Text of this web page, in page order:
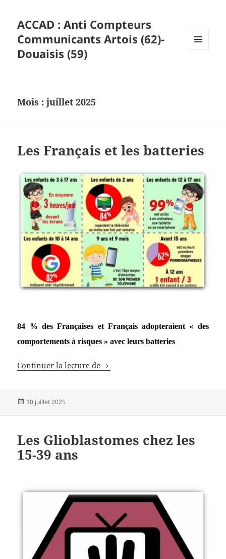
ACCAD : Anti Compteurs
Communicants Artois (62)-
Douaisis (59)
Mois :juillet 2025
Les Français et les batteries
84 % des Françaises et Français adopteraient « des
comportements à risques » avec leurs batteries
Continuer la lecture de Les Français et les batteries
Publié
30 juillet 2025
Les Glioblastomes chez les
15-39 ans